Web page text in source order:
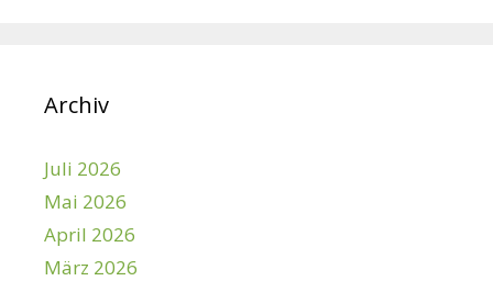
Archiv
Juli 2026
Mai 2026
April 2026
März 2026